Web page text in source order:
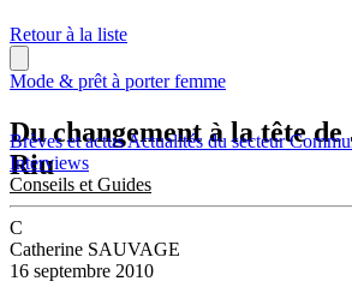
Brèves et actusActualités du secteur
Interviews
Conseils et Guides
Retour à la liste
Mode & prêt à porter femme
Du changement à la tête de
Riu
C
Catherine SAUVAGE
16 septembre 2010